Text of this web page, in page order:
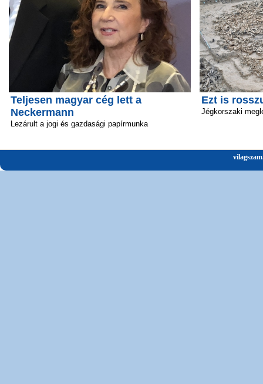
Teljesen magyar cég lett a
Neckermann
Lezárult a jogi és gazdasági papírmunka
Ezt is
Jégkorszaki